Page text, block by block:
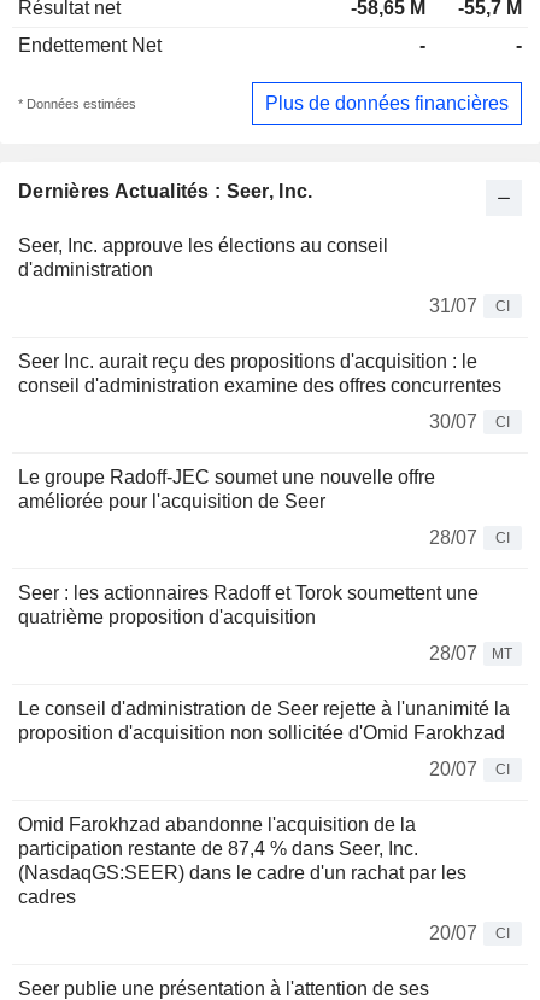
Dernières Actualités : Seer, Inc.
Seer, Inc. approuve les élections au conseil
d'administration
31/07
CI
Seer Inc. aurait reçu des propositions d'acquisition : le
conseil d'administration examine des offres concurrentes
30/07
CI
Le groupe Radoff-JEC soumet une nouvelle offre
améliorée pour l'acquisition de Seer
28/07
CI
Seer : les actionnaires Radoff et Torok soumettent une
quatrième proposition d'acquisition
28/07
MT
Le conseil d'administration de Seer rejette à l'unanimité la
proposition d'acquisition non sollicitée d'Omid Farokhzad
20/07
CI
Omid Farokhzad abandonne l'acquisition de la
participation restante de 87,4 % dans Seer, Inc.
(NasdaqGS:SEER) dans le cadre d'un rachat par les
cadres
20/07
CI
Seer publie une présentation à l'attention de ses
Résultat net
-58,65 M
-55,7 M
Endettement Net
- -
* Données estimées Plus de données financières